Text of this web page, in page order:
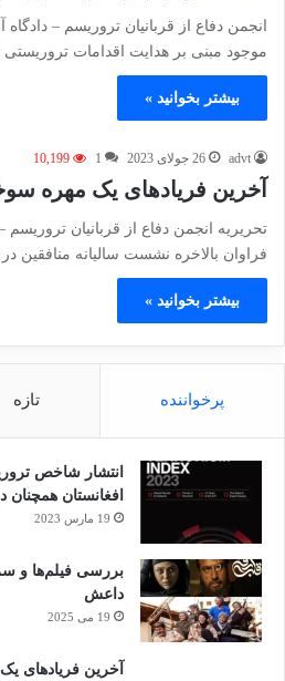
انجمن دفاع از قربانیان تروریسم –
موجود مبنی بر هدایت اقدامات
بیشتر بخوانید »
advt 26 جولای 2023 1
10,199
آخرین فریادهای یک مهره
تحریریه انجمن دفاع از قربانیان
فراوان بالاخره نشست سالیانه منافقین
بیشتر بخوانید »
پرخواننده تازه
افغانستان
19 مارس 2023
بررسی فیلم‌ها و
داعش
19 می 2025
آخرین فریادهای